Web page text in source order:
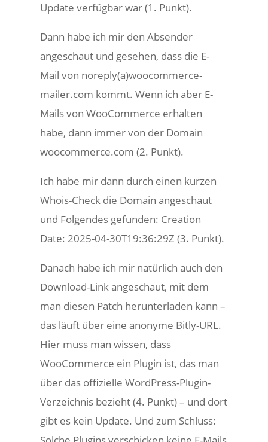
Update verfügbar war (1. Punkt).
Dann habe ich mir den Absender
angeschaut und gesehen, dass die E-
Mail von noreply(a)woocommerce-
mailer.com kommt. Wenn ich aber E-
Mails von WooCommerce erhalten
habe, dann immer von der Domain
woocommerce.com (2. Punkt).
Ich habe mir dann durch einen kurzen
Whois-Check die Domain angeschaut
und Folgendes gefunden: Creation
Date: 2025-04-30T19:36:29Z (3. Punkt).
Danach habe ich mir natürlich auch den
Download-Link angeschaut, mit dem
man diesen Patch herunterladen kann –
das läuft über eine anonyme Bitly-URL.
Hier muss man wissen, dass
WooCommerce ein Plugin ist, das man
über das offizielle WordPress-Plugin-
Verzeichnis bezieht (4. Punkt) – und dort
gibt es kein Update. Und zum Schluss: